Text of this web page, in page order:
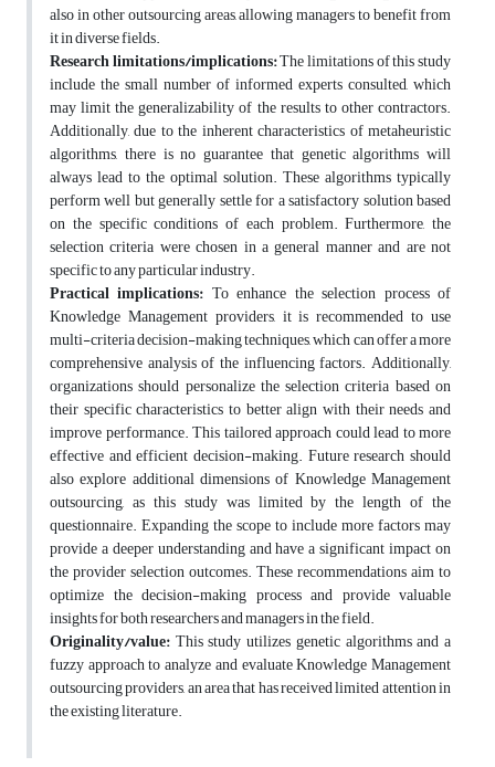
also in other outsourcing areas, allowing managers to benefit from
it in diverse fields.
Research limitations/implications:The limitations of this study
include the small number of informed experts consulted, which
may limit the generalizability of the results to other contractors.
Additionally, due to the inherent characteristics of metaheuristic
algorithms, there is no guarantee that genetic algorithms will
always lead to the optimal solution. These algorithms typically
perform well but generally settle for a satisfactory solution based
on the specific conditions of each problem. Furthermore, the
selection criteria were chosen in a general manner and are not
specific to any particular industry.
Practical implications: To enhance the selection process of
Knowledge Management providers, it is recommended to use
multi-criteria decision-making techniques, which can offer a more
comprehensive analysis of the influencing factors. Additionally,
organizations should personalize the selection criteria based on
their specific characteristics to better align with their needs and
improve performance. This tailored approach could lead to more
effective and efficient decision-making. Future research should
also explore additional dimensions of Knowledge Management
outsourcing, as this study was limited by the length of the
questionnaire. Expanding the scope to include more factors may
provide a deeper understanding and have a significant impact on
the provider selection outcomes. These recommendations aim to
optimize the decision-making process and provide valuable
insights for both researchers and managers in the field.
Originality/value:This study utilizes genetic algorithms and a
fuzzy approach to analyze and evaluate Knowledge Management
outsourcing providers, an area that has received limited attention in
the existing literature.